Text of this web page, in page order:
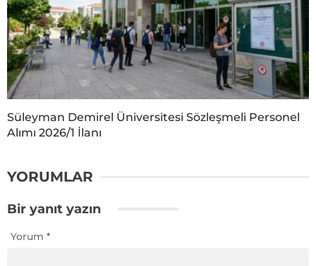
Süleyman Demirel Üniversitesi Sözleşmeli Personel
Alımı 2026/1 İlanı
YORUMLAR
Bir yanıt yazın
Yorum *